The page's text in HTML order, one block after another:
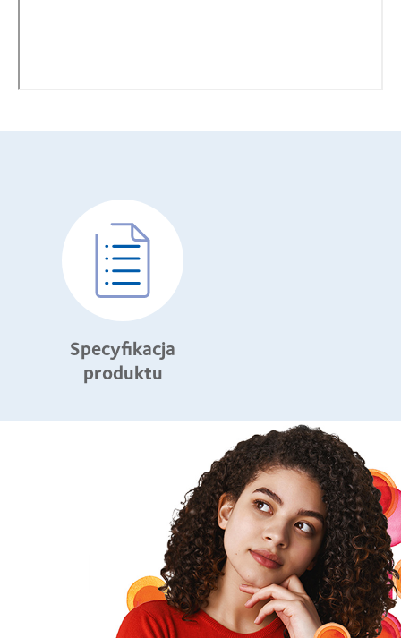
Specyfikacja
produktu